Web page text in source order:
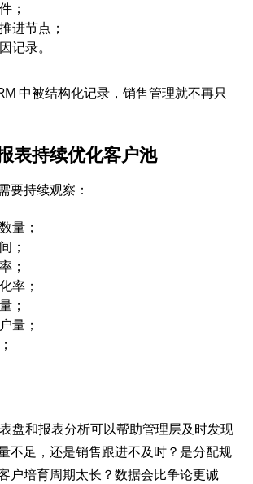
；
进节点；
记录。
中被结构化记录，销售管理就不再只
表持续优化客户池
要持续观察：
量；
；
；
率；
；
量；
盘和报表分析可以帮助管理层及时发现
不足，还是销售跟进不及时？是分配规
户培育周期太长？数据会比争论更诚